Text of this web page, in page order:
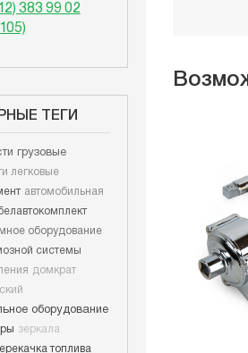
383 99 02
ТЕГИ
грузовые
легковые
автомобильная
оборудование
системы
домкрат
оборудование
зеркала
топлива